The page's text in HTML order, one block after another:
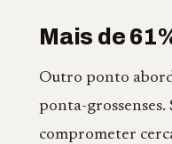
Mais de
Outro ponto
ponta-
comprometer